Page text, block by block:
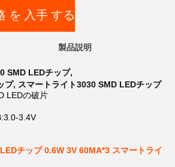
を 入手 する
製品説明
SMD LEDチップ,
プ, スマートライト3030 SMD LEDチップ
LEDの破片
3.4V
チップ 0.6W 3V 60MA*3 スマートライ